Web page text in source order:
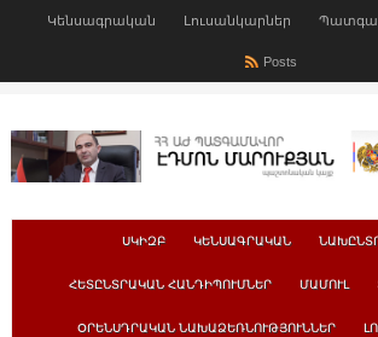
Կենսագրական Լուսանկարներ
Posts
ՍԿԻԶԲ ԿԵՆՍԱԳՐԱԿԱՆ
ՀԵՏԸՆՏՐԱԿԱՆ ՀԱՆԴԻՊՈՒՄՆԵՐ ՄԱՄՈՒԼ
ՕՐԵՆՍԴՐԱԿԱՆ ՆԱԽԱՁԵՌՆՈՒԹՅՈՒՆՆԵՐ